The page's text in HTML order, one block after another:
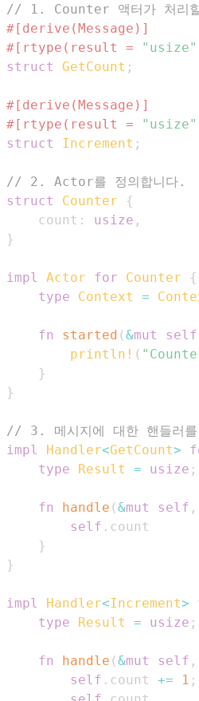
// 1. Counter 액터가 처리할
#[derive(Message)]
#[rtype(result =
"usize"
struct
GetCount ;
#[derive(Message)]
#[rtype(result =
"usize"
struct
Increment ;
// 2. Actor를 정의합니다.
struct
Counter
{
    count
: usize ,
}
impl Actor for Counter
{
type
Context =
fn started (&mut self
println! (
}
}
// 3. 메시지에 대한 핸들러를
impl
Handler<GetCount>
type
Result = usize ;
fn handle (&mut self ,
self .
}
}
impl Handler<Increment>
type
Result = usize ;
fn handle (&mut self ,
self . count += 1 ;